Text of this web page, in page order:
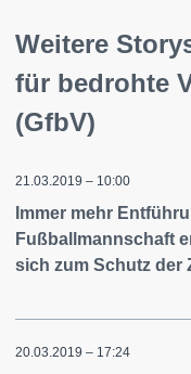
Weitere
für bedrohte
(GfbV)
21.03.2019 – 10:00
Immer mehr
Fußballmannschaft
sich zum Schutz der
20.03.2019 – 17:24